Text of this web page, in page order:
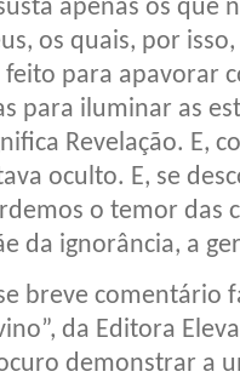
apenas os que
os quais, por
para apavorar
para iluminar as
Revelação. E,
oculto. E, se
o temor das
da ignorância, a
breve comentário
da Editora
demonstrar a